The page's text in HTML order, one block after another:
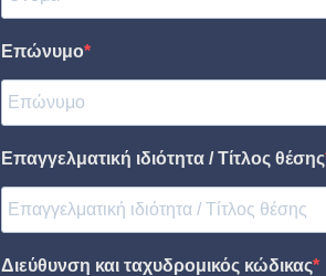
Επώνυμο
Επαγγελματική ιδιότητα / Τίτλος θέσης
Διεύθυνση και ταχυδρομικός κώδικας